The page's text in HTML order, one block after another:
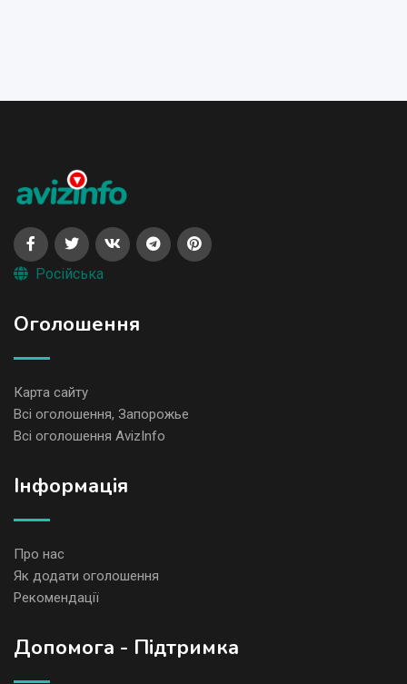
Російська
Оголошення
Карта сайту
Всі оголошення, Запорожье
Всі оголошення AvizInfo
Iнформація
Про нас
Як додати оголошення
Рекомендації
Допомога - Підтримка